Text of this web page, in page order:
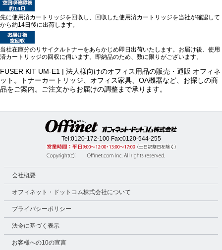
先に使用済カートリッジを回収し、回収した使用済カートリッジを当社が確認して
から約14日後に出荷します。
当社在庫分のリサイクルトナーをあらかじめ即日出荷いたします。お届け後、使用
済カートリッジの回収に伺います。即納品のため、数に限りがございます。
FUSER KIT UM-E1 | 法人様向けのオフィス用品の販売・通販 オフィネ
ット。トナーカートリッジ、オフィス家具、OA機器など、お探しの商
品をご案内。ご注文からお届けの調整まで承ります。
Tel:0120-172-100Fax:0120-544-255
会社概要
オフィネット・ドットコム株式会社について
プライバシーポリシー
法令に基づく表示
お客様への10の宣言